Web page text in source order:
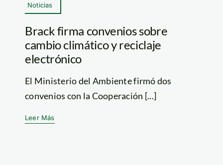
Noticias
Brack firma convenios sobre
cambio climático y reciclaje
electrónico
El Ministerio del Ambiente firmó dos
convenios con la Cooperación [...]
Leer Más